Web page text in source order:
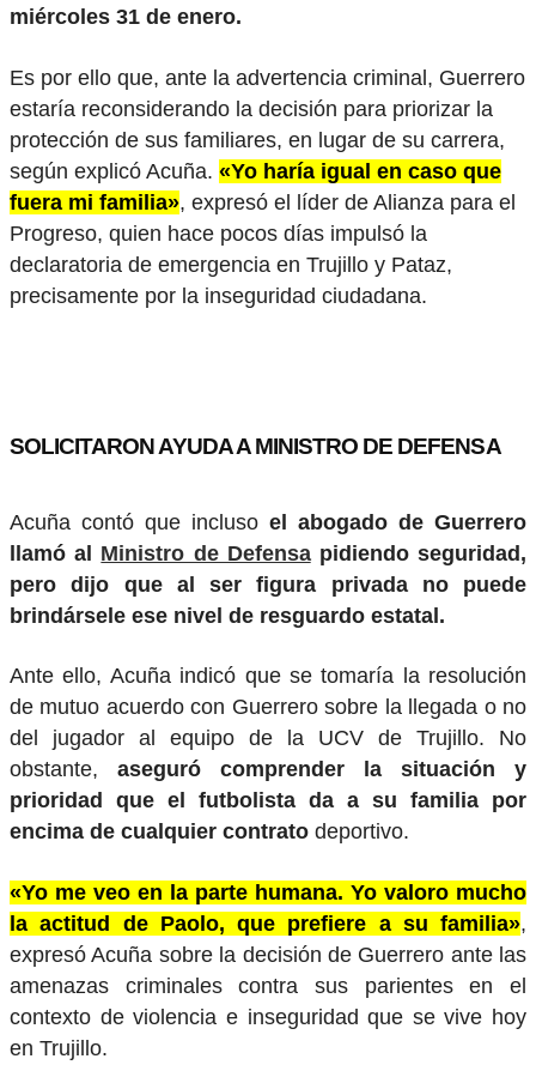
miércoles 31 de enero.
Es por ello que, ante la advertencia criminal, Guerrero
estaría reconsiderando la decisión para priorizar la
protección de sus familiares, en lugar de su carrera,
según explicó Acuña. «Yo haría igual en caso que
fuera mi familia», expresó el líder de Alianza para el
Progreso, quien hace pocos días impulsó la
declaratoria de emergencia en Trujillo y Pataz,
precisamente por la inseguridad ciudadana.
SOLICITARON AYUDA A MINISTRO DE DEFENSA
Acuña contó que incluso el abogado de Guerrero
llamó al Ministro de Defensapidiendo seguridad,
pero dijo que al ser figura privada no puede
brindársele ese nivel de resguardo estatal.
Ante ello, Acuña indicó que se tomaría la resolución
de mutuo acuerdo con Guerrero sobre la llegada o no
del jugador al equipo de la UCV de Trujillo. No
obstante, aseguró comprender la situación y
prioridad que el futbolista da a su familia por
encima de cualquier contrato deportivo.
«Yo me veo en la parte humana. Yo valoro mucho
la actitud de Paolo, que prefiere a su familia»,
expresó Acuña sobre la decisión de Guerrero ante las
amenazas criminales contra sus parientes en el
contexto de violencia e inseguridad que se vive hoy
en Trujillo.